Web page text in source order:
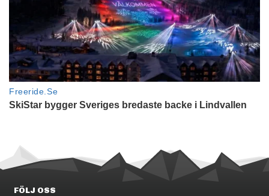
FÖLJ OSS